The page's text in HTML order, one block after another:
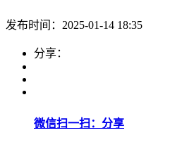
发布时间：2025-01-14 18:35
分享：
微信扫一扫：分享